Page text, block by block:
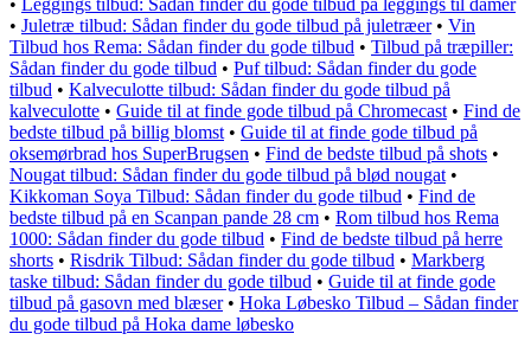
• Leggings tilbud: Sådan finder du gode tilbud på leggings til damer
• Juletræ tilbud: Sådan finder du gode tilbud på juletræer• Vin
Tilbud hos Rema: Sådan finder du gode tilbud • Tilbud på træpiller:
Sådan finder du gode tilbud • Puf tilbud: Sådan finder du gode
tilbud • Kalveculotte tilbud: Sådan finder du gode tilbud på
kalveculotte • Guide til at finde gode tilbud på Chromecast • Find de
bedste tilbud på billig blomst • Guide til at finde gode tilbud på
oksemørbrad hos SuperBrugsen • Find de bedste tilbud på shots •
Nougat tilbud: Sådan finder du gode tilbud på blød nougat •
Kikkoman Soya Tilbud: Sådan finder du gode tilbud • Find de
bedste tilbud på en Scanpan pande 28 cm • Rom tilbud hos Rema
1000: Sådan finder du gode tilbud • Find de bedste tilbud på herre
shorts • Risdrik Tilbud: Sådan finder du gode tilbud • Markberg
taske tilbud: Sådan finder du gode tilbud • Guide til at finde gode
tilbud på gasovn med blæser• Hoka Løbesko Tilbud – Sådan finder
du gode tilbud på Hoka dame løbesko